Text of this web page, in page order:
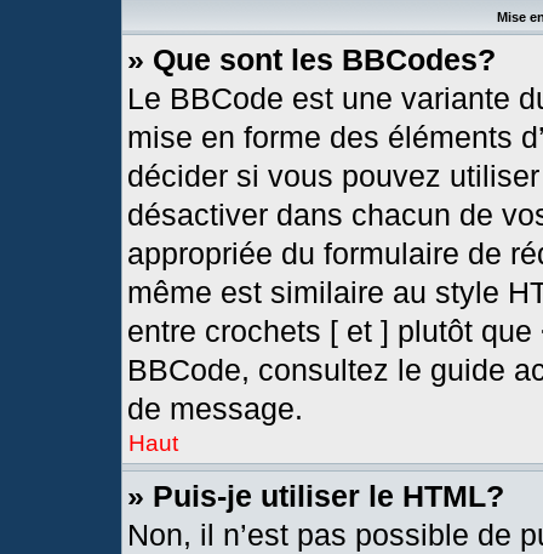
Mise
» Que sont les BBCodes?
Le BBCode est une variante
mise en forme des éléments
décider si vous pouvez
désactiver dans chacun de
appropriée du formulaire de
même est similaire au style
entre crochets [ et ] plutôt
BBCode, consultez le guide
de message.
Haut
» Puis-je utiliser le HTML?
Non, il n’est pas possible de